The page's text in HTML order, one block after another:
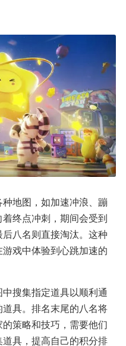
地图，如加速冲浪、蹦
终点冲刺，期间会受到
八名则直接淘汰。这种
戏中体验到心跳加速的
搜集指定道具以顺利通
具。排名末尾的八名将
策略和技巧，需要他们
具，提高自己的积分排